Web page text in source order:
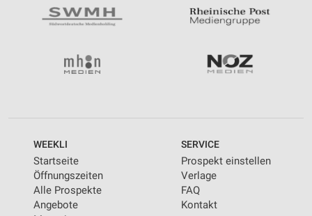
WEEKLI
Startseite
Öffnungszeiten
Alle Prospekte
Angebote
SERVICE
Prospekt einstellen
Verlage
FAQ
Kontakt